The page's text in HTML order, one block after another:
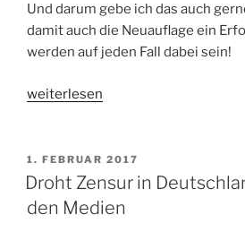
Und darum gebe ich das auch
damit auch die Neuauflage ein
werden auf jeden Fall dabei sein!
„SMart
Talk
and
Play
weiterlesen
VERÖFFENTLICHT
AM
1. FEBRUAR 2017
Droht Zensur in
den Medien